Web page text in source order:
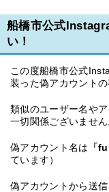
船橋市公式
い！
この度船橋市公式
装った偽アカウント
類似のユーザー名や
一切関係ございません
偽アカウント名は 「
ています）
偽アカウントから送